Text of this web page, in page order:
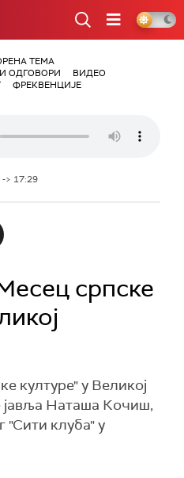
ТЕМА
ОДГОВОРИ
ВИДЕО
ФРЕКВЕНЦИЈЕ
> 17:29
српске
културе" у Великој
јавља Наташа Кочиш,
"Сити клуба" у